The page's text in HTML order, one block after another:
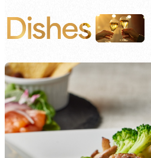
Dishes